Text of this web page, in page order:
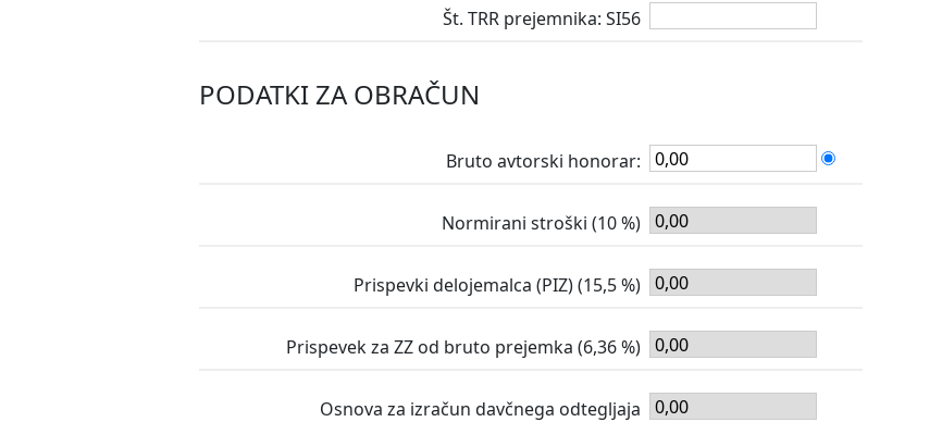
Št. TRR prejemnika: SI56
PODATKI ZA OBRAČUN
Bruto avtorski honorar:
Normirani stroški (10 %)
Prispevki delojemalca (PIZ) (15,5 %)
Prispevek za ZZ od bruto prejemka (6,36 %)
Osnova za izračun davčnega odtegljaja